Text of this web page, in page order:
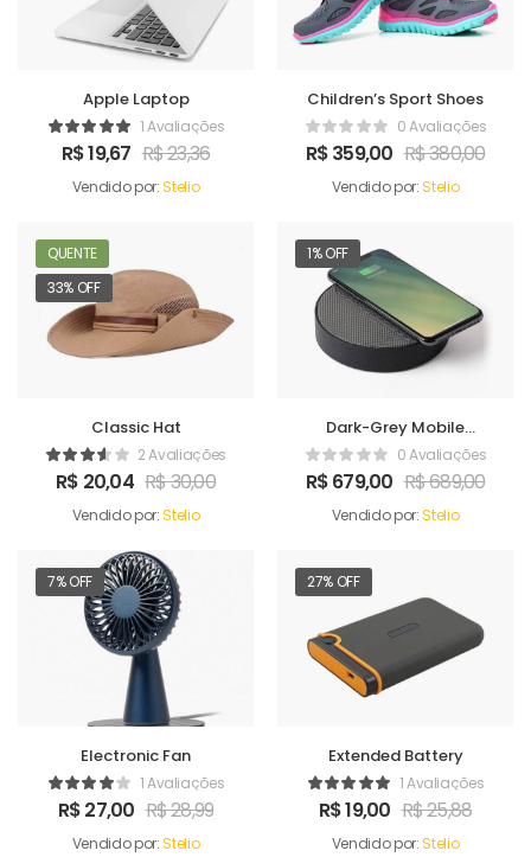
Apple Laptop
1 Avaliações
R$19,67 R$23,36
Vendido por:Stelio
Children’s Sport Shoes
0 Avaliações
R$359,00 R$380,00
Vendido por:Stelio
QUENTE
33% OFF
Classic Hat
2 Avaliações
R$ 20,04 R$30,00
Vendido por:Stelio
1% OFF
Dark-Grey Mobile
Charger0 Avaliações
R$679,00 R$689,00
Vendido por:Stelio
7% OFF
Electronic Fan
1 Avaliações
R$27,00 R$28,99
Vendido por:Stelio
27% OFF
Extended Battery
1 Avaliações
R$19,00 R$25,88
Vendido por:Stelio